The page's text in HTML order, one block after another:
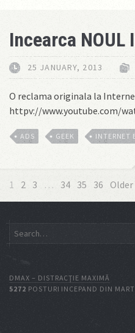
Incearca
25 JANUARY, 2013
O reclama originala la
httpv://www.youtube.com/
ADS GEEK INTERNET
1 2 3 … 34 35 36
DMAX – DISTRACŢIE MAXIMĂ
5272 POSTURI INCEPAND DIN